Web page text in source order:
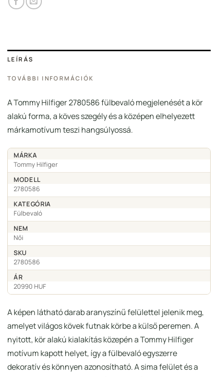
LEÍRÁS
TOVÁBBI INFORMÁCIÓK
A Tommy Hilfiger 2780586 fülbevaló megjelenését a kör
alakú forma, a köves szegély és a középen elhelyezett
márkamotívum teszi hangsúlyossá.
MÁRKA
Tommy Hilfiger
MODELL
2780586
KATEGÓRIA
Fülbevaló
NEM
Női
SKU
2780586
ÁR
20990 HUF
A képen látható darab aranyszínű felülettel jelenik meg,
amelyet világos kövek futnak körbe a külső peremen. A
nyitott, kör alakú kialakítás közepén a Tommy Hilfiger
motívum kapott helyet, így a fülbevaló egyszerre
dekoratív és könnyen azonosítható. A sima felület és a